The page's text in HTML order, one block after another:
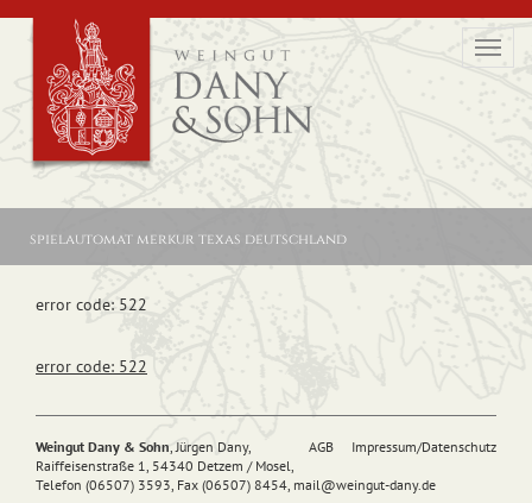
spielautomat merkur texas deutschland
error code: 522
error code: 522
AGB Impressum/Datenschutz
Weingut Dany & Sohn, Jürgen Dany,
Raiffeisenstraße 1, 54340 Detzem / Mosel,
Telefon (06507) 3593, Fax (06507) 8454, mail@weingut-dany.de